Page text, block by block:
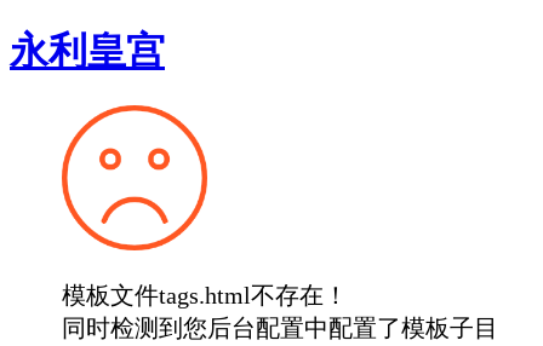
永利皇宫
模板文件tags.html不存在！
同时检测到您后台配置中配置了模板子目